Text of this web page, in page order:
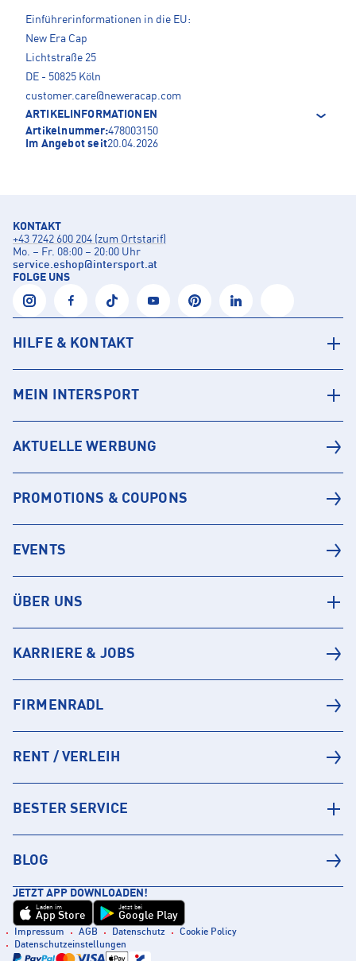
Einführerinformationen in die EU:
New Era Cap
Lichtstraße 25
DE - 50825 Köln
customer.care@neweracap.com
ARTIKELINFORMATIONEN
Artikelnummer:478003150
Im Angebot seit20.04.2026
KONTAKT
+43 7242 600 204 (zum Ortstarif)
Mo. – Fr. 08:00 – 20:00 Uhr
service.eshop@intersport.at
FOLGE UNS
HILFE & KONTAKT
MEIN INTERSPORT
AKTUELLE WERBUNG
PROMOTIONS & COUPONS
EVENTS
ÜBER UNS
KARRIERE & JOBS
FIRMENRADL
RENT / VERLEIH
BESTER SERVICE
BLOG
JETZT APP DOWNLOADEN!
Laden im
App Store
Jetzt bei
Google Play
Impressum AGB Datenschutz
Cookie Policy
Datenschutzeinstellungen